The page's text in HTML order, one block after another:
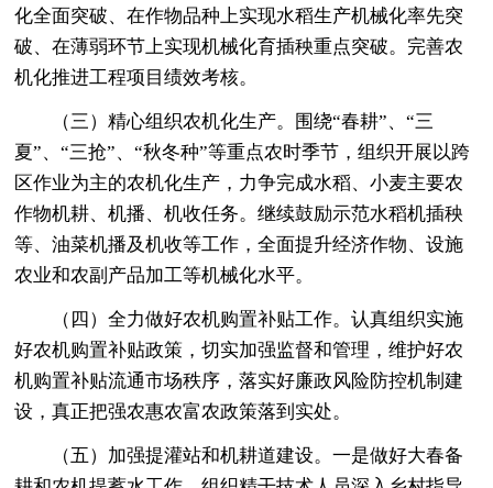
化全面突破、在作物品种上实现水稻生产机械化率先突
破、在薄弱环节上实现机械化育插秧重点突破。完善农
机化推进工程项目绩效考核。
（三）精心组织农机化生产。围绕“春耕”、“三
夏”、“三抢”、“秋冬种”等重点农时季节，组织开展以跨
区作业为主的农机化生产，力争完成水稻、小麦主要农
作物机耕、机播、机收任务。继续鼓励示范水稻机插秧
等、油菜机播及机收等工作，全面提升经济作物、设施
农业和农副产品加工等机械化水平。
（四）全力做好农机购置补贴工作。认真组织实施
好农机购置补贴政策，切实加强监督和管理，维护好农
机购置补贴流通市场秩序，落实好廉政风险防控机制建
设，真正把强农惠农富农政策落到实处。
（五）加强提灌站和机耕道建设。一是做好大春备